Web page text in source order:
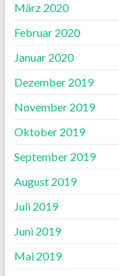
März 2020
Februar 2020
Januar 2020
Dezember 2019
November 2019
Oktober 2019
September 2019
August 2019
Juli 2019
Juni 2019
Mai 2019